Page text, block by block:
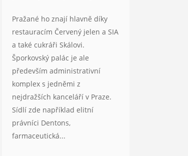
Pražané ho znají hlavně díky
restauracím Červený jelen a SIA
a také cukráři Skálovi.
Šporkovský palác je ale
především administrativní
komplex s jedněmi z
nejdražších kanceláří v Praze.
Sídlí zde například elitní
právníci Dentons,
farmaceutická...